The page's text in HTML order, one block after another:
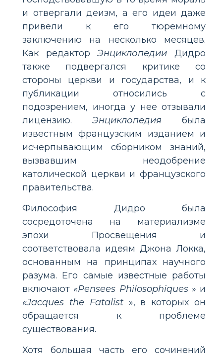
и отвергали деизм, а его идеи даже
привели к его тюремному
заключению на несколько месяцев.
Как редакторЭнциклопедии Дидро
также подвергался критике со
стороны церкви и государства, и к
публикации относились с
подозрением, иногда у нее отзывали
лицензию. Энциклопедия была
известным французским изданием и
исчерпывающим сборником знаний,
вызвавшим неодобрение
католической церкви и французского
правительства.
Философия Дидро была
сосредоточена на материализме
эпохи Просвещения и
соответствовала идеям Джона Локка,
основанным на принципах научного
разума. Его самые известные работы
включают «Pensees Philosophiques» и
«Jacques the Fatalist», в которых он
обращается к проблеме
существования.
Хотя большая часть его сочинений